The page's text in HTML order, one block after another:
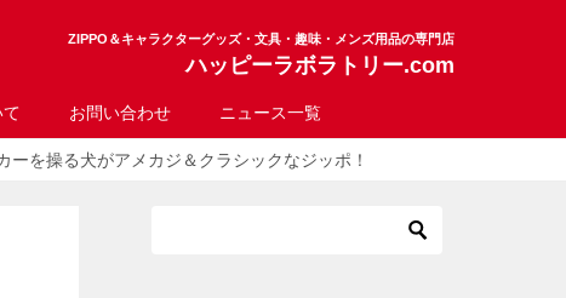
ZIPPO＆キャラクターグッズ・文具・趣味・メンズ用品の専門店
ハッピーラボラトリー.com
お問い合わせ ニュース一覧
ーを操る犬がアメカジ＆クラシックなジッポ！